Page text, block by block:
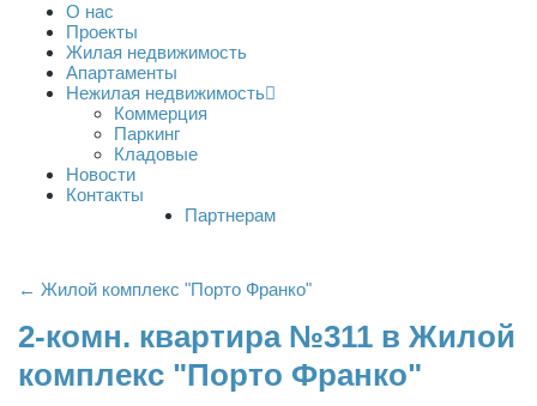
О нас
Проекты
Жилая недвижимость
Апартаменты
Нежилая недвижимость
Коммерция
Паркинг
Кладовые
Новости
Контакты
Партнерам
← Жилой комплекс "Порто Франко"
2-комн. квартира №311 в Жилой
комплекс "Порто Франко"